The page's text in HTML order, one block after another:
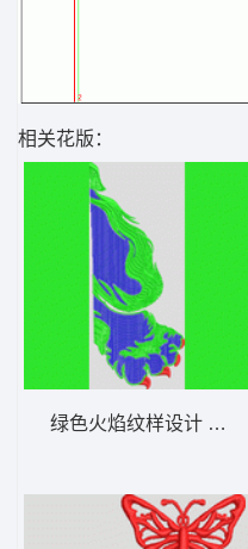
相关花版：
绿色火焰纹样设计 男装